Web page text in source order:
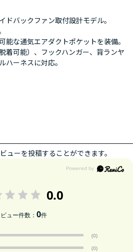
バックファン取付設計モデル。
な通気エアダクトポケットを装備。
着可能）、フックハンガー、背ランヤ
ハーネスに対応。
ューを投稿することができます。
0.0
ュー件数：0件
(0)
(0)